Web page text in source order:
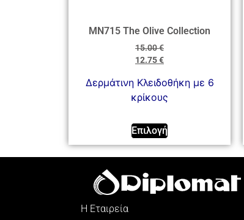
MN715 The Olive Collection
15.00€
12.75€
Δερμάτινη Κλειδοθήκη με 6
κρίκους
Επιλογή
Η Εταιρεία